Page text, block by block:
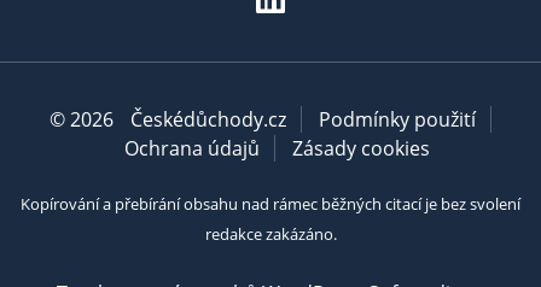
© 2026 Českédůchody.cz
Podmínky použití
Ochrana údajů
Zásady cookies
Kopírování a přebírání obsahu nad rámec běžných citací je bez svolení
redakce zakázáno.